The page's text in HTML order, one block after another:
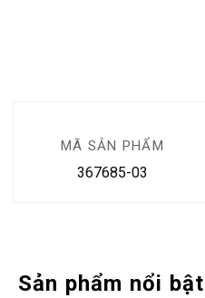
MÃ SẢN PHẨM
367685-03
Sản phẩm nổi bật